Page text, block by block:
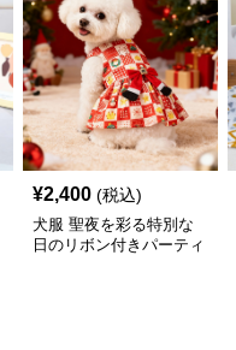
¥2,400 (税込)
犬服 聖夜を彩る特別な
日のリボン付きパーティ